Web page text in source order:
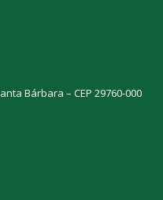
Bárbara – CEP 29760-000